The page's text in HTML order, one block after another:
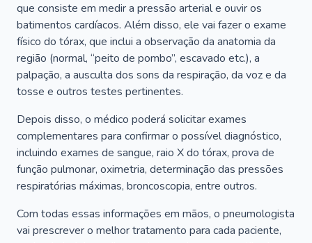
que consiste em medir a pressão arterial e ouvir os
batimentos cardíacos. Além disso, ele vai fazer o exame
físico do tórax, que inclui a observação da anatomia da
região (normal, “peito de pombo”, escavado etc.), a
palpação, a ausculta dos sons da respiração, da voz e da
tosse e outros testes pertinentes.
Depois disso, o médico poderá solicitar exames
complementares para confirmar o possível diagnóstico,
incluindo exames de sangue, raio X do tórax, prova de
função pulmonar, oximetria, determinação das pressões
respiratórias máximas, broncoscopia, entre outros.
Com todas essas informações em mãos, o pneumologista
vai prescrever o melhor tratamento para cada paciente,